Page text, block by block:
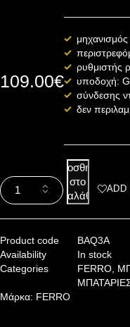
109.00€
ρυθμιστής
υποδοχή:
σύνδεσης
δεν
Προσθήκη
στο
καλάθι
ADD
Product code
BAQ3A
Availability
In stock
Categories
FERRO,
Μάρκα: FERRO